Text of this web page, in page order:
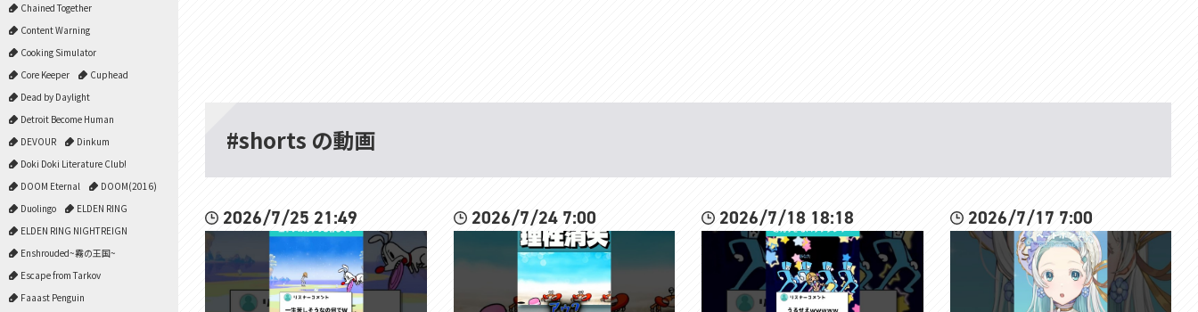
Chained Together
Content Warning
Cooking Simulator
Core Keeper
Cuphead
Dead by Daylight
Detroit Become Human
DEVOUR
Dinkum
Doki Doki Literature Club!
DOOM Eternal
DOOM(2016)
Duolingo
ELDEN RING
ELDEN RING NIGHTREIGN
Enshrouded~霧の王国~
Escape from Tarkov
Faaast Penguin
#shorts の動画
2026/7/25 21:49 2026/7/24 7:00 2026/7/18 18:18 2026/7/17 7:00